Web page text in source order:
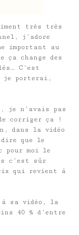
très très
j’adore
important au
ça change des
C’est
je porterai,
n’avais pas
corriger ça !
dans la vidéo
que le
pour moi le
c’est sûr
qui revient à
à sa vidéo, la
40 % d’entre